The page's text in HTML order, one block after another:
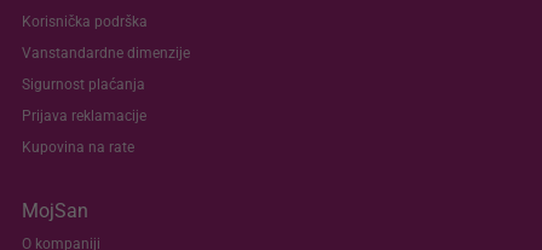
Korisnička podrška
Vanstandardne dimenzije
Sigurnost plaćanja
Prijava reklamacije
Kupovina na rate
MojSan
O kompaniji